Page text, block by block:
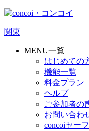
関東
MENU一覧
はじめての
機能一覧
料金プラン
ヘルプ
ご参加者の
お問い合わ
concoiセー